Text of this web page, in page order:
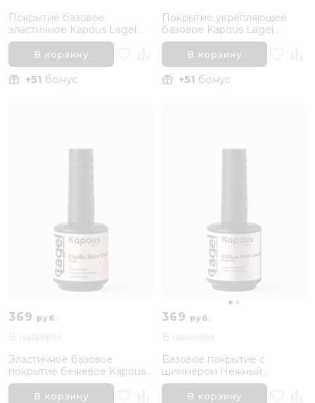
Покрытие базовое
эластичное Kapous Lagel
"Elastic Base Coat", 15 мл
В корзину
+51 бонус
Покрытие укрепляющее
базовое Kapous Lagel
"Vitamin Base Coat", 15 мл
В корзину
+51 бонус
369 руб.
В наличии
Эластичное базовое
покрытие бежевое Kapous
Nails «Elastic Base Coat
Peach», 15 мл
В корзину
369 руб.
В наличии
Базовое покрытие с
шиммером Нежный
розовый Kapous, 15 мл
В корзину